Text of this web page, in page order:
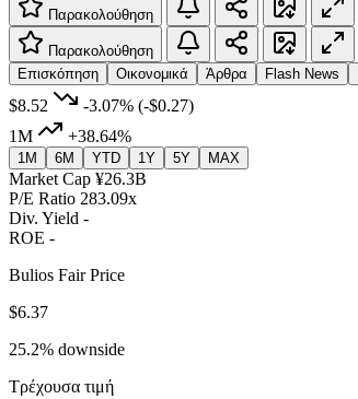
Παρακολούθηση
Παρακολούθηση
Επισκόπηση
Οικονομικά Άρθρα Flash News
$8.52 -3.07% (-$0.27)
1M
+38.64%
1M 6M YTD 1Y 5Y MAX
Market Cap ¥26.3B
P/E Ratio 283.09x
Div. Yield -
ROE -
Bulios Fair Price
$6.37
25.2% downside
Τρέχουσα τιμή